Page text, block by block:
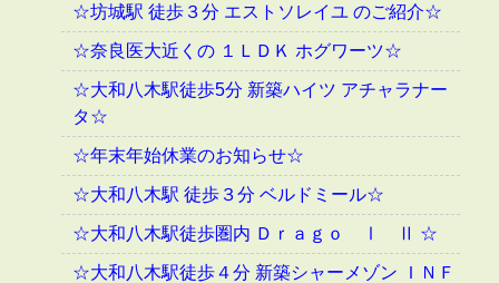
☆坊城駅 徒歩３分 エストソレイユ のご紹介☆
☆奈良医大近くの １ＬＤＫ ホグワーツ☆
☆大和八木駅徒歩5分 新築ハイツ アチャラナー
タ☆
☆年末年始休業のお知らせ☆
☆大和八木駅 徒歩３分 ベルドミール☆
☆大和八木駅徒歩圏内 Ｄｒａｇｏ Ⅰ Ⅱ ☆
☆大和八木駅徒歩４分 新築シャーメゾン ＩＮＦ